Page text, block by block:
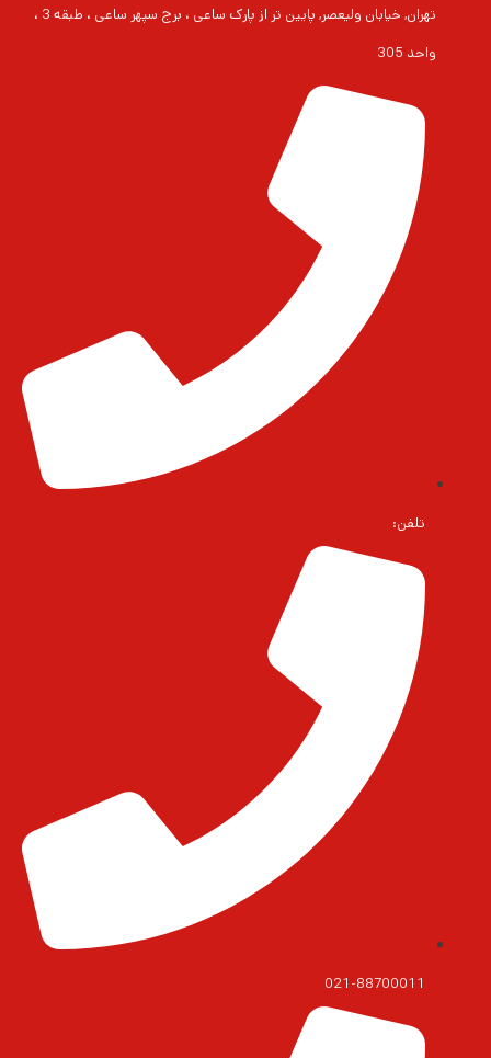
تهران, خیابان ولیعصر, پایین تر از پارک ساعی ، برج سپهر ساعی ، طبقه 3 ،
واحد 305
تلفن:
021-88700011